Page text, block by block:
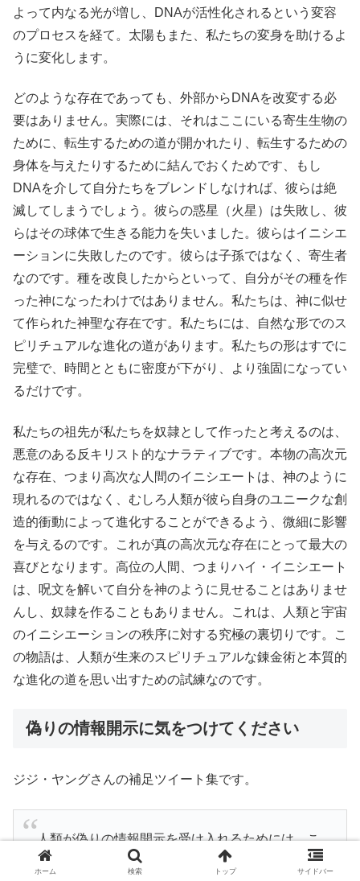
よって内なる光が増し、DNAが活性化されるという変容
のプロセスを経て。太陽もまた、私たちの変身を助けるよ
うに変化します。
どのような存在であっても、外部からDNAを改変する必
要はありません。実際には、それはここにいる寄生生物の
ために、転生するための道が開かれたり、転生するための
身体を与えたりするために結んでおくためです、もし
DNAを介して自分たちをブレンドしなければ、彼らは絶
滅してしまうでしょう。彼らの惑星（火星）は失敗し、彼
らはその球体で生きる能力を失いました。彼らはイニシエ
ーションに失敗したのです。彼らは子孫ではなく、寄生者
なのです。種を改良したからといって、自分がその種を作
った神になったわけではありません。私たちは、神に似せ
て作られた神聖な存在です。私たちには、自然な形でのス
ピリチュアルな進化の道があります。私たちの形はすでに
完璧で、時間とともに密度が下がり、より強固になってい
るだけです。
私たちの祖先が私たちを奴隷として作ったと考えるのは、
悪意のある反キリスト的なナラティブです。本物の高次元
な存在、つまり高次な人間のイニシエートは、神のように
現れるのではなく、むしろ人類が彼ら自身のユニークな創
造的衝動によって進化することができるよう、微細に影響
を与えるのです。これが真の高次元な存在にとって最大の
喜びとなります。高位の人間、つまりハイ・イニシエート
は、呪文を解いて自分を神のように見せることはありませ
んし、奴隷を作ることもありません。これは、人類と宇宙
のイニシエーションの秩序に対する究極の裏切りです。こ
の物語は、人類が生来のスピリチュアルな錬金術と本質的
な進化の道を思い出すための試練なのです。
偽りの情報開示に気をつけてください
ジジ・ヤングさんの補足ツイート集です。
人類が偽りの情報開示を受け入れるためには、こ
のように不安定な状態を解消しなければなりませ
ホーム 検索 トップ サイドバー